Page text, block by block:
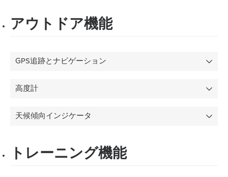
アウトドア機能
GPS追跡とナビゲーション
高度計
天候傾向インジケータ
トレーニング機能